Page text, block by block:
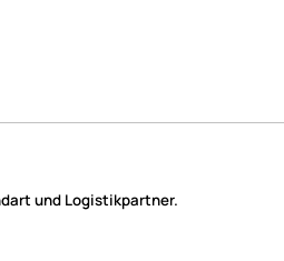
und Logistikpartner.